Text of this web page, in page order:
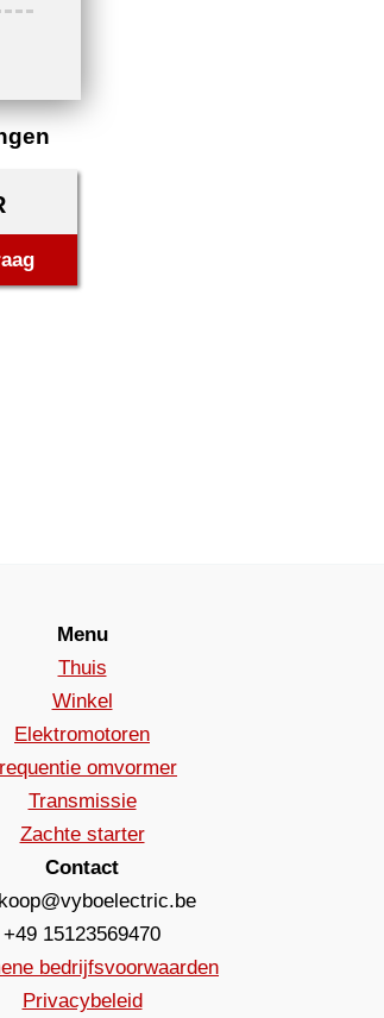
Menu
Thuis
Winkel
Elektromotoren
omvormer
Transmissie
Zachte starter
Contact
+49 15123569470
bedrijfsvoorwaarden
Privacybeleid